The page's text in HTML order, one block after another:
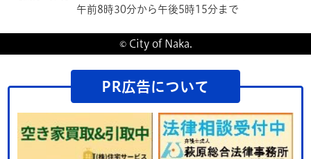
午前8時30分から午後5時15分まで
© City of Naka.
PR広告について